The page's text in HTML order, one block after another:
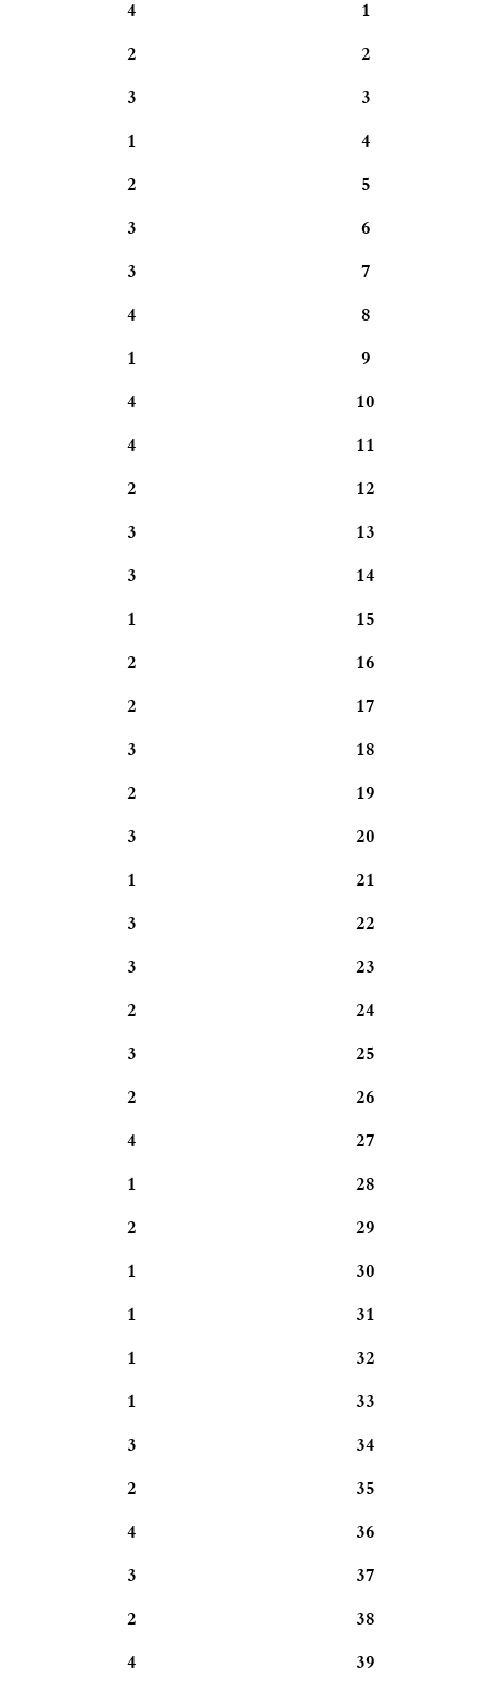
1
4
2
2
3
3
4
1
5
2
6
3
7
3
8
4
9
1
10
4
11
4
12
2
13
3
14
3
15
1
16
2
17
2
18
3
19
2
20
3
21
1
22
3
23
3
24
2
25
3
26
2
27
4
28
1
29
2
30
1
31
1
32
1
33
1
34
3
35
2
36
4
37
3
38
2
39
4